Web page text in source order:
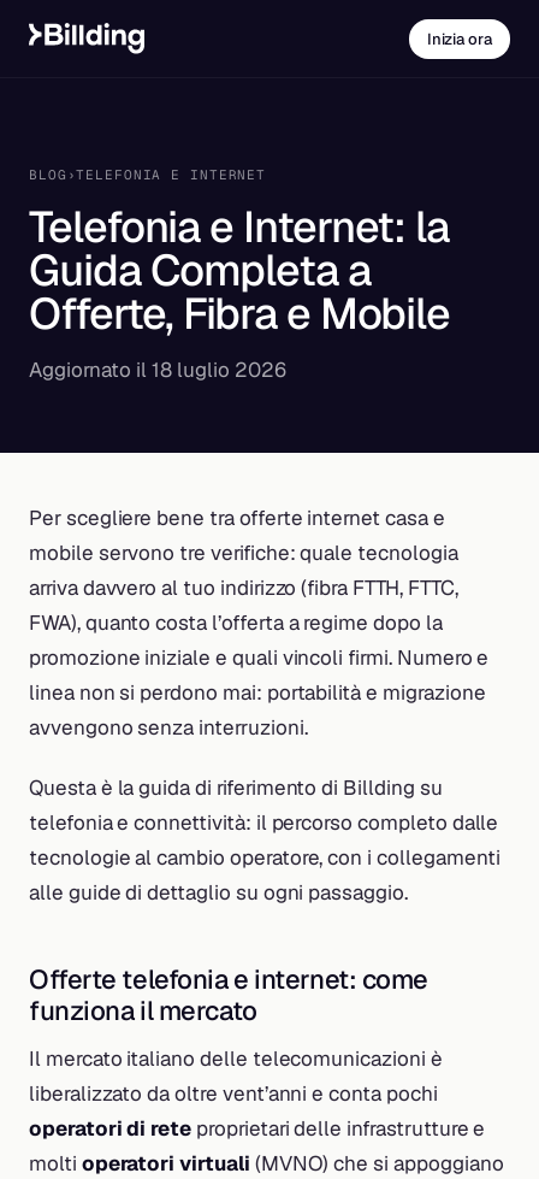
Inizia ora
BLOG ›TELEFONIA E INTERNET
Telefonia e Internet: la
Guida Completa a
Offerte, Fibra e Mobile
Aggiornato il 18 luglio 2026
Per scegliere bene tra offerte internet casa e
mobile servono tre verifiche: quale tecnologia
arriva davvero al tuo indirizzo (fibra FTTH, FTTC,
FWA), quanto costa l’offerta a regime dopo la
promozione iniziale e quali vincoli firmi. Numero e
linea non si perdono mai: portabilità e migrazione
avvengono senza interruzioni.
Questa è la guida di riferimento di Billding su
telefonia e connettività: il percorso completo dalle
tecnologie al cambio operatore, con i collegamenti
alle guide di dettaglio su ogni passaggio.
Offerte telefonia e internet: come
funziona il mercato
Il mercato italiano delle telecomunicazioni è
liberalizzato da oltre vent’anni e conta pochi
operatori di rete proprietari delle infrastrutture e
molti operatori virtuali (MVNO) che si appoggiano